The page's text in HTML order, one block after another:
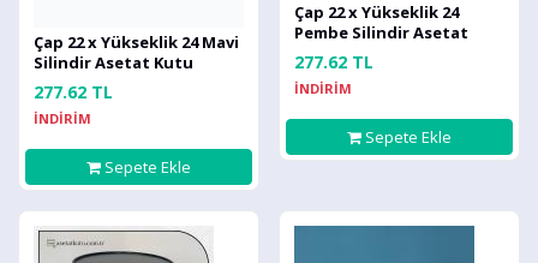
Çap 22 x Yükseklik 24 Mavi
Silindir Asetat Kutu
(HM54)
277.62 TL
İNDİRİM
Sepete Ekle
Çap 22 x Yükseklik 24
Pembe Silindir Asetat
Kutu (HM54)
277.62 TL
İNDİRİM
Sepete Ekle